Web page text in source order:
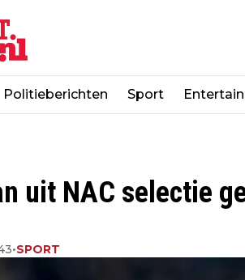
Politieberichten Sport
uit NAC selectie
•SPORT